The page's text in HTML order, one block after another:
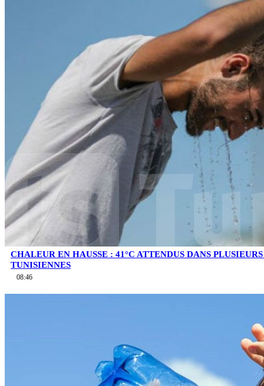
CHALEUR EN HAUSSE : 41°C ATTENDUS DANS
TUNISIENNES
08:46